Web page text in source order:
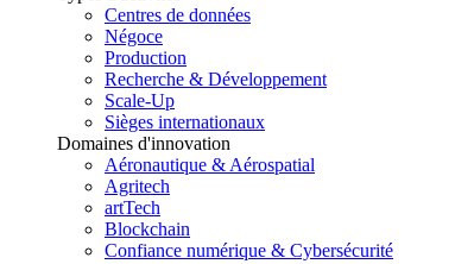
Centres de données
Négoce
Production
Recherche & Développement
Scale-Up
Sièges internationaux
Domaines d'innovation
Aéronautique & Aérospatial
Agritech
artTech
Blockchain
Confiance numérique & Cybersécurité